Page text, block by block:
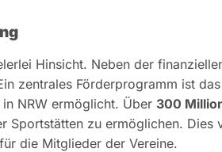
Hinsicht. Neben der
zentrales Förderprogramm ist
in NRW ermöglicht. Über 300
Sportstätten zu ermöglichen. Dies
die Mitglieder der Vereine.